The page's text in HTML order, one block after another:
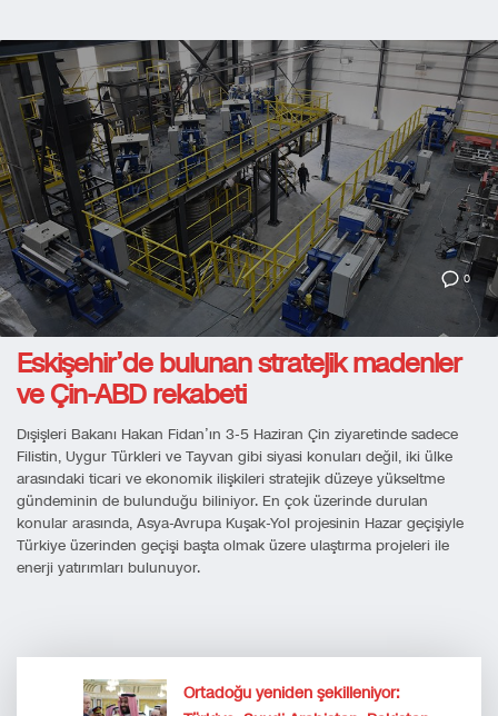
0
Eskişehir’de bulunan stratejik madenler
ve Çin-ABD rekabeti
Dışişleri Bakanı Hakan Fidan’ın 3-5 Haziran Çin ziyaretinde sadece
Filistin, Uygur Türkleri ve Tayvan gibi siyasi konuları değil, iki ülke
arasındaki ticari ve ekonomik ilişkileri stratejik düzeye yükseltme
gündeminin de bulunduğu biliniyor. En çok üzerinde durulan
konular arasında, Asya-Avrupa Kuşak-Yol projesinin Hazar geçişiyle
Türkiye üzerinden geçişi başta olmak üzere ulaştırma projeleri ile
enerji yatırımları bulunuyor.
Ortadoğu yeniden şekilleniyor: